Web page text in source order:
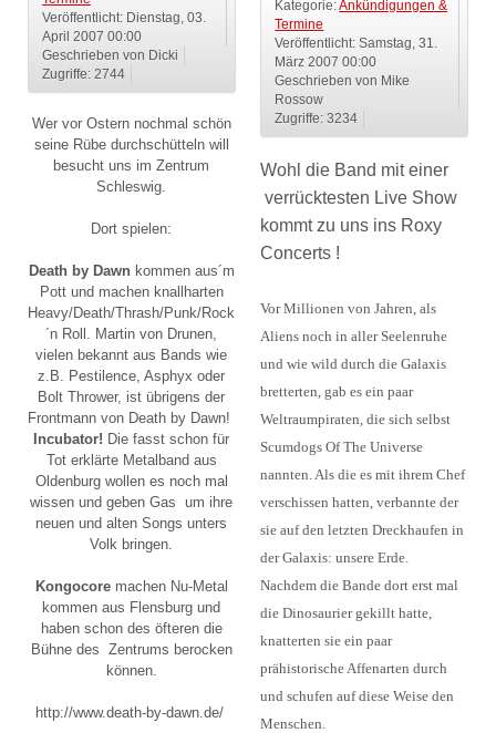
Veröffentlicht: Dienstag, 03.
April 2007 00:00
Geschrieben von Dicki
Zugriffe: 2744
Wer vor Ostern nochmal schön
seine Rübe durchschütteln will
besucht uns im Zentrum
Schleswig.
Dort spielen:
Death by Dawnkommen aus´m
Pott und machen knallharten
Heavy/Death/Thrash/Punk/Rock
´n Roll. Martin von Drunen,
vielen bekannt aus Bands wie
z.B. Pestilence, Asphyx oder
Bolt Thrower, ist übrigens der
Frontmann von Death by Dawn!
Incubator! Die fasst schon für
Tot erklärte Metalband aus
Oldenburg wollen es noch mal
wissen und geben Gas um ihre
neuen und alten Songs unters
Volk bringen.
Kongocoremachen Nu-Metal
kommen aus Flensburg und
haben schon des öfteren die
Bühne des Zentrums berocken
können.
http://www.death-by-dawn.de/
Kategorie:Ankündigungen &
Termine
Veröffentlicht: Samstag, 31.
März 2007 00:00
Geschrieben von Mike
Rossow
Zugriffe: 3234
Wohl die Band mit einer
verrücktesten Live Show
kommt zu uns ins Roxy
Concerts !
Vor Millionen von Jahren, als
Aliens noch in aller Seelenruhe
und wie wild durch die Galaxis
bretterten, gab es ein paar
Weltraumpiraten, die sich selbst
Scumdogs Of The Universe
nannten. Als die es mit ihrem Chef
verschissen hatten, verbannte der
sie auf den letzten Dreckhaufen in
der Galaxis: unsere Erde.
Nachdem die Bande dort erst mal
die Dinosaurier gekillt hatte,
knatterten sie ein paar
prähistorische Affenarten durch
und schufen auf diese Weise den
Menschen.